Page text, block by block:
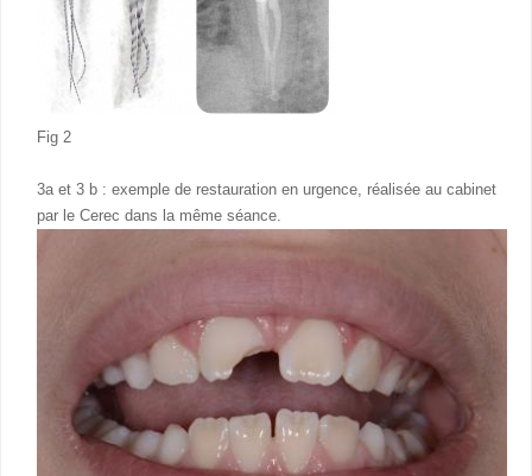
Fig 2
3a et 3 b : exemple de restauration en urgence, réalisée au cabinet
par le Cerec dans la même séance.